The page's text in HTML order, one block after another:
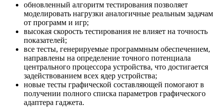
обновленный алгоритм тестирования позволяет
моделировать нагрузки аналогичные реальным задачам
от программ и игр;
высокая скорость тестирования не влияет на точность
показателей;
все тесты, генерируемые программным обеспечением,
направлены на определение точного потенциала
центрального процессора устройства, что достигается
задействованием всех ядер устройства;
новые тесты графической составляющей помогают в
получении полного списка параметров графического
адаптера гаджета.